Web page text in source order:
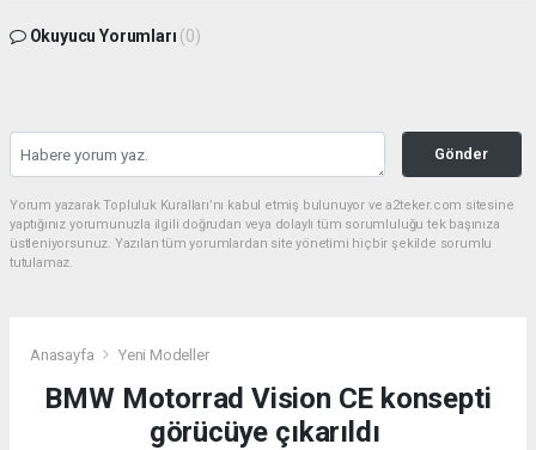
Okuyucu Yorumları (0)
Gönder
Yorum yazarak Topluluk Kuralları’nı kabul etmiş bulunuyor ve a2teker.com sitesine
yaptığınız yorumunuzla ilgili doğrudan veya dolaylı tüm sorumluluğu tek başınıza
üstleniyorsunuz. Yazılan tüm yorumlardan site yönetimi hiçbir şekilde sorumlu
tutulamaz.
Anasayfa Yeni Modeller
BMW Motorrad Vision CE konsepti
görücüye çıkarıldı